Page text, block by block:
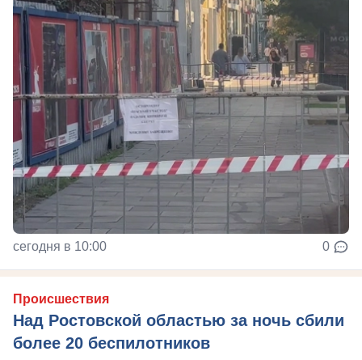
сегодня в 10:00 0
Происшествия
Над Ростовской областью за ночь сбили
более 20 беспилотников